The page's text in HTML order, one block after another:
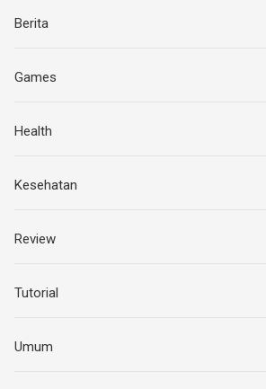
Berita
Games
Health
Kesehatan
Review
Tutorial
Umum